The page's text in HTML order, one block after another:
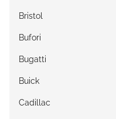
Bristol
Bufori
Bugatti
Buick
Cadillac